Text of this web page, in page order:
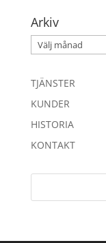
Arkiv
Arkiv
TJÄNSTER
KUNDER
HISTORIA
KONTAKT